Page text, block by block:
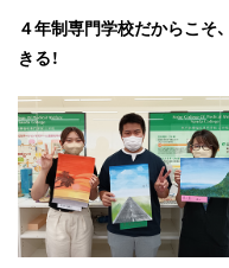
４年制専門学校だからこそ、
きる！